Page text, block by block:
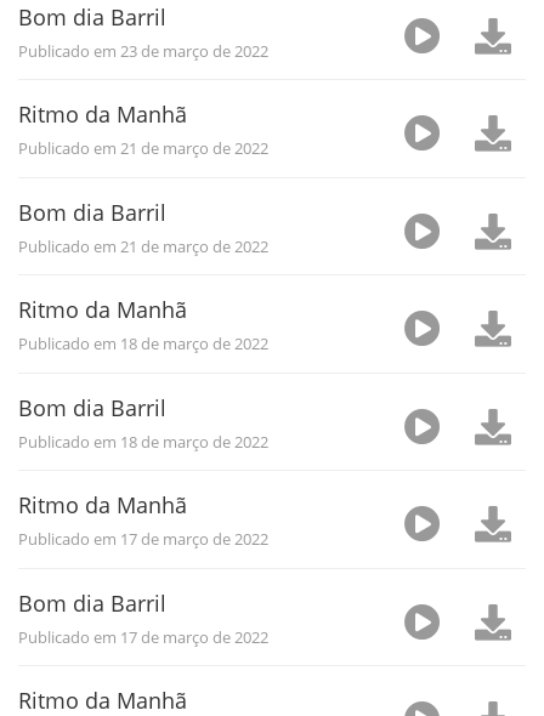
Bom dia Barril
Publicado em 23 de março de 2022
Ritmo da Manhã
Publicado em 21 de março de 2022
Bom dia Barril
Publicado em 21 de março de 2022
Ritmo da Manhã
Publicado em 18 de março de 2022
Bom dia Barril
Publicado em 18 de março de 2022
Ritmo da Manhã
Publicado em 17 de março de 2022
Bom dia Barril
Publicado em 17 de março de 2022
Ritmo da Manhã